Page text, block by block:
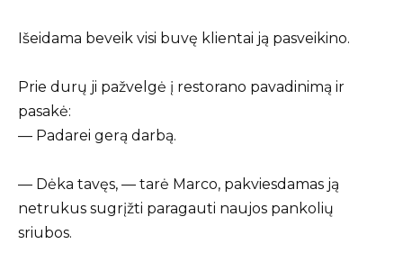
Išeidama beveik visi buvę klientai ją pasveikino.
Prie durų ji pažvelgė į restorano pavadinimą ir
pasakė:
— Padarei gerą darbą.
— Dėka tavęs, — tarė Marco, pakviesdamas ją
netrukus sugrįžti paragauti naujos pankolių
sriubos.